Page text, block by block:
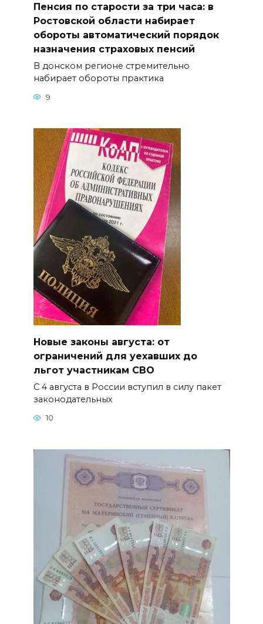
Пенсия по старости за три часа: в
Ростовской области набирает
обороты автоматический порядок
назначения страховых пенсий
В донском регионе стремительно
набирает обороты практика
9
Новые законы августа: от
ограничений для уехавших до
льгот участникам СВО
С 4 августа в России вступил в силу пакет
законодательных
10